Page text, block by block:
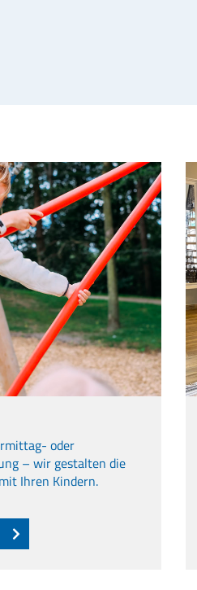
oder
– wir gestalten die
Ihren Kindern.